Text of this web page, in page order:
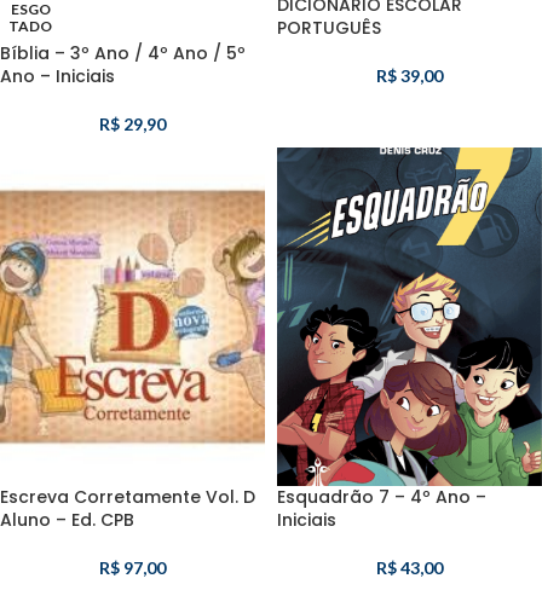
ESGO
TADO
Bíblia – 3º Ano / 4º Ano / 5º
Ano – Iniciais
R$ 29,90
DICIONARIO ESCOLAR
PORTUGUÊS
R$39,00
Escreva Corretamente Vol. D
Aluno – Ed. CPB
R$ 97,00
Esquadrão 7 – 4º Ano –
Iniciais
R$43,00